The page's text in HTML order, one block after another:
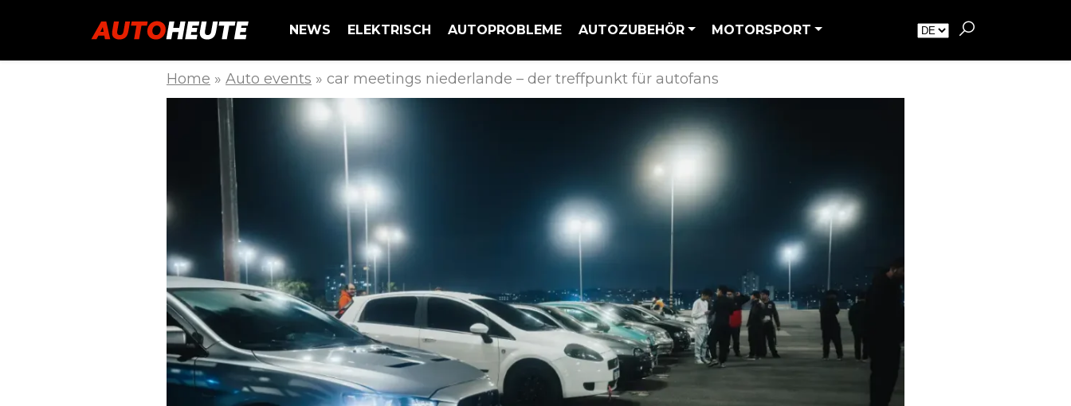
NEWS ELEKTRISCH AUTOPROBLEME AUTOZUBEHÖR MOTORSPORT
Home » Auto events » car meetings niederlande – der treffpunkt für autofans